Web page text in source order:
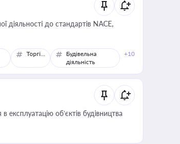
діяльності до стандартів NACE,
Торгівля
Будівельна
діяльність
+10
об’єктів будівництва